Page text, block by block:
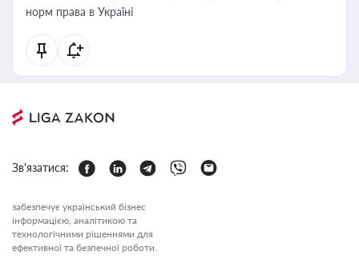
норм права в Україні
Зв'язатися:
забезпечує український бізнес
інформацією, аналітикою та
технологічними рішеннями для
ефективної та безпечної роботи.